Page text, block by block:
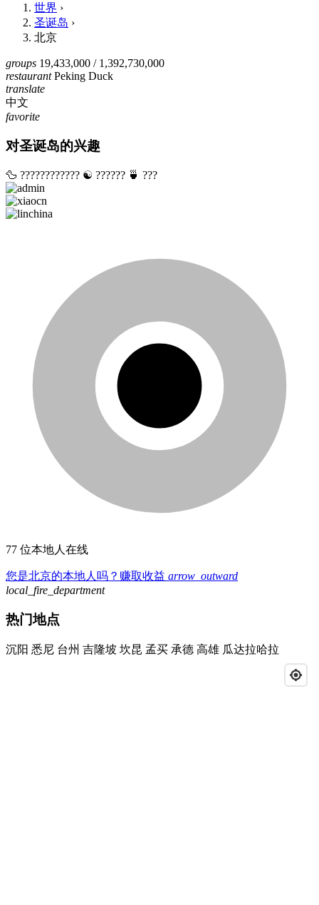
世界 ›
圣诞岛 ›
北京
groups 19,433,000 / 1,392,730,000
restaurant Peking Duck
translate
中文
favorite
对圣诞岛的兴趣
🦆 ???????????? ☯️ ?????? 🍵 ???
77 位本地人在线
您是北京的本地人吗？赚取收益 arrow_outward
local_fire_department
热门地点
沉阳 悉尼 台州 吉隆坡 坎昆 孟买 承德 高雄 瓜达拉哈拉